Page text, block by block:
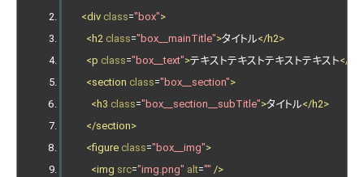
<div class="box">
<h2 class="box__mainTitle">タイトル</h2>
<p class="box__text">テキストテキストテキストテキスト</p>
<section class="box__section">
<h3 class="box__section__subTitle">タイトル</h2>
</section>
<figure class="box__img">
<img src="img.png" alt="" />